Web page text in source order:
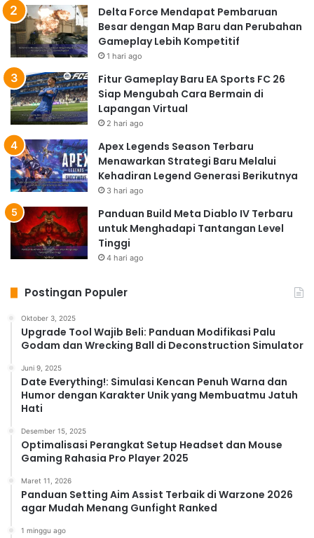
bermainarcade
. Musik latar yang ikonik dan efek suara
yang detail semakin menambah keaslian pengalaman
bermainThe King of Fighters: AFK. Kamu akan kembali
merasakan sensasi pertarungan epik antara Kyo dan
Iori, atau kehebatan serangan khusus Terry Bogard.
Nostalgia ini menjadi salah satu daya tarik utama yang
membuat game ini begitu menarik.
Fitur-Fitur Unggulan The
King of Fighters: AFK
Gameplay Idle:Mainkan kapan saja dan di mana saja,
tanpa perlu selalu aktif bermain.
Koleksi Karakter Ikonik:Kumpulkan dan mainkan
karakter favoritmu dari seri
Sistem Upgrade:Tingkatkan kekuatan karakter
lebih besar.
Strategi Tim yang Mendalam:
seimbang dan efektif dengan memperhatikansynergy
antar karakter.
Event dan Tantangan Berkala:
tantangan untuk mendapatkan hadiah eksklusif.
Grafis dan Musik yang Menawan:
yang memukau.
Sistem Guild:Bergabunglah dengan guild untuk
berkolaborasi dengan pemain lain dan meraih prestasi
bersama.
Kesimpulan: The King of
Delta Force Mendapat Pembaruan
Besar dengan Map Baru dan Perubahan
Gameplay Lebih Kompetitif
1 hari ago
Fitur Gameplay Baru EA Sports FC 26
Siap Mengubah Cara Bermain di
Lapangan Virtual
2 hari ago
Apex Legends Season Terbaru
Menawarkan Strategi Baru Melalui
Kehadiran Legend Generasi Berikutnya
3 hari ago
Panduan Build Meta Diablo IV Terbaru
untuk Menghadapi Tantangan Level
Tinggi
4 hari ago
Postingan Populer
Oktober 3, 2025
Upgrade Tool Wajib Beli: Panduan Modifikasi Palu
Godam dan Wrecking Ball di Deconstruction Simulator
Juni 9, 2025
Date Everything!: Simulasi Kencan Penuh Warna dan
Humor dengan Karakter Unik yang Membuatmu Jatuh
Hati
Desember 15, 2025
Optimalisasi Perangkat Setup Headset dan Mouse
Gaming Rahasia Pro Player 2025
Maret 11, 2026
Panduan Setting Aim Assist Terbaik di Warzone 2026
agar Mudah Menang Gunfight Ranked
1 minggu ago